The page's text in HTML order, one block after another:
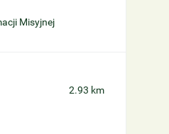
Misyjnej
2.93 km